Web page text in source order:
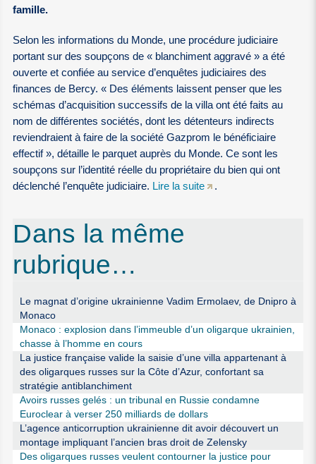
famille.
Selon les informations du Monde, une procédure judiciaire
portant sur des soupçons de « blanchiment aggravé » a été
ouverte et confiée au service d’enquêtes judiciaires des
finances de Bercy. « Des éléments laissent penser que les
schémas d’acquisition successifs de la villa ont été faits au
nom de différentes sociétés, dont les détenteurs indirects
reviendraient à faire de la société Gazprom le bénéficiaire
effectif », détaille le parquet auprès du Monde. Ce sont les
soupçons sur l’identité réelle du propriétaire du bien qui ont
déclenché l’enquête judiciaire. Lire la suite .
Dans la même
rubrique…
Le magnat d’origine ukrainienne Vadim Ermolaev, de Dnipro à
Monaco
Monaco : explosion dans l’immeuble d’un oligarque ukrainien,
chasse à l’homme en cours
La justice française valide la saisie d’une villa appartenant à
des oligarques russes sur la Côte d’Azur, confortant sa
stratégie antiblanchiment
Avoirs russes gelés : un tribunal en Russie condamne
Euroclear à verser 250 milliards de dollars
L’agence anticorruption ukrainienne dit avoir découvert un
montage impliquant l’ancien bras droit de Zelensky
Des oligarques russes veulent contourner la justice pour